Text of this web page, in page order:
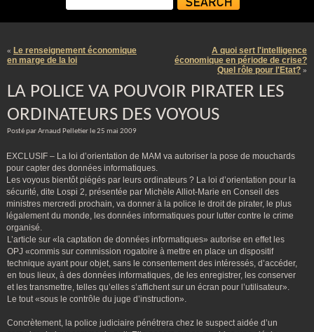
« Le renseignement économique
en marge de la loi
A quoi sert l'intelligence
économique en période de crise?
Quel rôle pour l'Etat? »
LA POLICE VA POUVOIR PIRATER LES
ORDINATEURS DES VOYOUS
Posté par Arnaud Pelletier le 25 mai 2009
EXCLUSIF – La loi d’orientation de MAM va autoriser la pose de mouchards
pour capter des données informatiques.
Les voyous bientôt piégés par leurs ordinateurs ? La loi d’orientation pour la
sécurité, dite Lospi 2, présentée par Michèle Alliot-Marie en Conseil des
ministres mercredi prochain, va donner à la police le droit de pirater, le plus
légalement du monde, les données informatiques pour lutter contre le crime
organisé.
L’article sur «la captation de données informatiques» autorise en effet les
OPJ «commis sur commission rogatoire à mettre en place un dispositif
technique ayant pour objet, sans le consentement des intéressés, d’accéder,
en tous lieux, à des données informatiques, de les enregistrer, les conserver
et les transmettre, telles qu’elles s’affichent sur un écran pour l’utilisateur».
Le tout «sous le contrôle du juge d’instruction».
Concrètement, la police judiciaire pénétrera chez le suspect aidée d’un